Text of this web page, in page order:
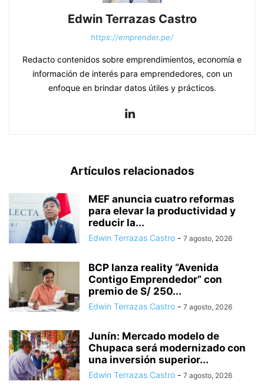
Edwin Terrazas Castro
https://emprender.pe/
Redacto contenidos sobre emprendimientos, economía e
información de interés para emprendedores, con un
enfoque en brindar datos útiles y prácticos.
Artículos relacionados
MEF anuncia cuatro reformas
para elevar la productividad y
reducir la...
Edwin Terrazas Castro - 7 agosto, 2026
BCP lanza reality “Avenida
Contigo Emprendedor” con
premio de S/ 250...
Edwin Terrazas Castro - 7 agosto, 2026
Junín: Mercado modelo de
Chupaca será modernizado con
una inversión superior...
Edwin Terrazas Castro - 7 agosto, 2026